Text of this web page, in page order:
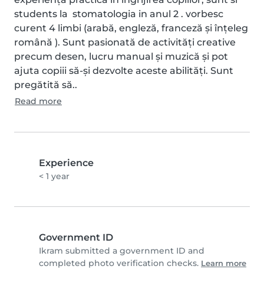
students la  stomatologia in anul 2 . vorbesc
curent 4 limbi (arabă, engleză, franceză și înțeleg
română ). Sunt pasionată de activități creative
precum desen, lucru manual și muzică și pot
ajuta copiii să-și dezvolte aceste abilități. Sunt
pregătită să..
Read more
Experience
< 1 year
Government ID
Ikram submitted a government ID and
completed photo verification checks. Learn more